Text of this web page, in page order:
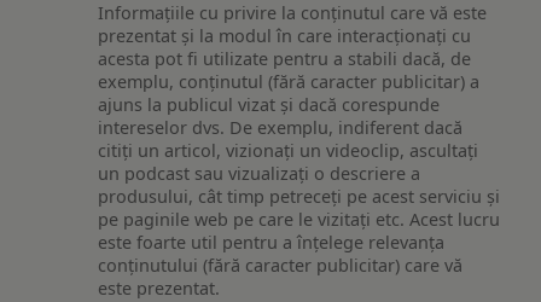
Informațiile cu privire la conținutul care vă este
prezentat și la modul în care interacționați cu
acesta pot fi utilizate pentru a stabili dacă, de
exemplu, conținutul (fără caracter publicitar) a
ajuns la publicul vizat și dacă corespunde
intereselor dvs. De exemplu, indiferent dacă
citiți un articol, vizionați un videoclip, ascultați
un podcast sau vizualizați o descriere a
produsului, cât timp petreceți pe acest serviciu și
pe paginile web pe care le vizitați etc. Acest lucru
este foarte util pentru a înțelege relevanța
conținutului (fără caracter publicitar) care vă
este prezentat.